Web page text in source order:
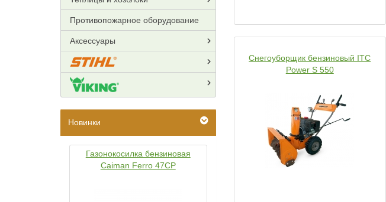
Противопожарное оборудование
Аксессуары
Новинки
Газонокосилка бензиновая
Caiman Ferro 47CP
Снегоуборщик бензиновый ITC
Power S 550